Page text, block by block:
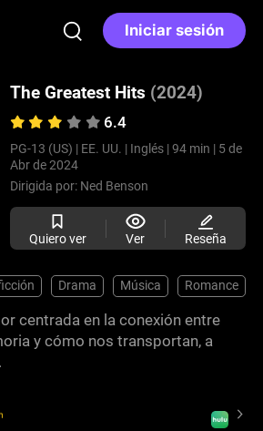
Iniciar sesión
The Greatest Hits (2024)
6.4
PG-13 (US) | EE. UU. | Inglés | 94 min | 5 de
Abr de 2024
Dirigida por: Ned Benson
Quiero ver Ver Reseña
Drama Música Romance
centrada en la conexión entre
y cómo nos transportan, a